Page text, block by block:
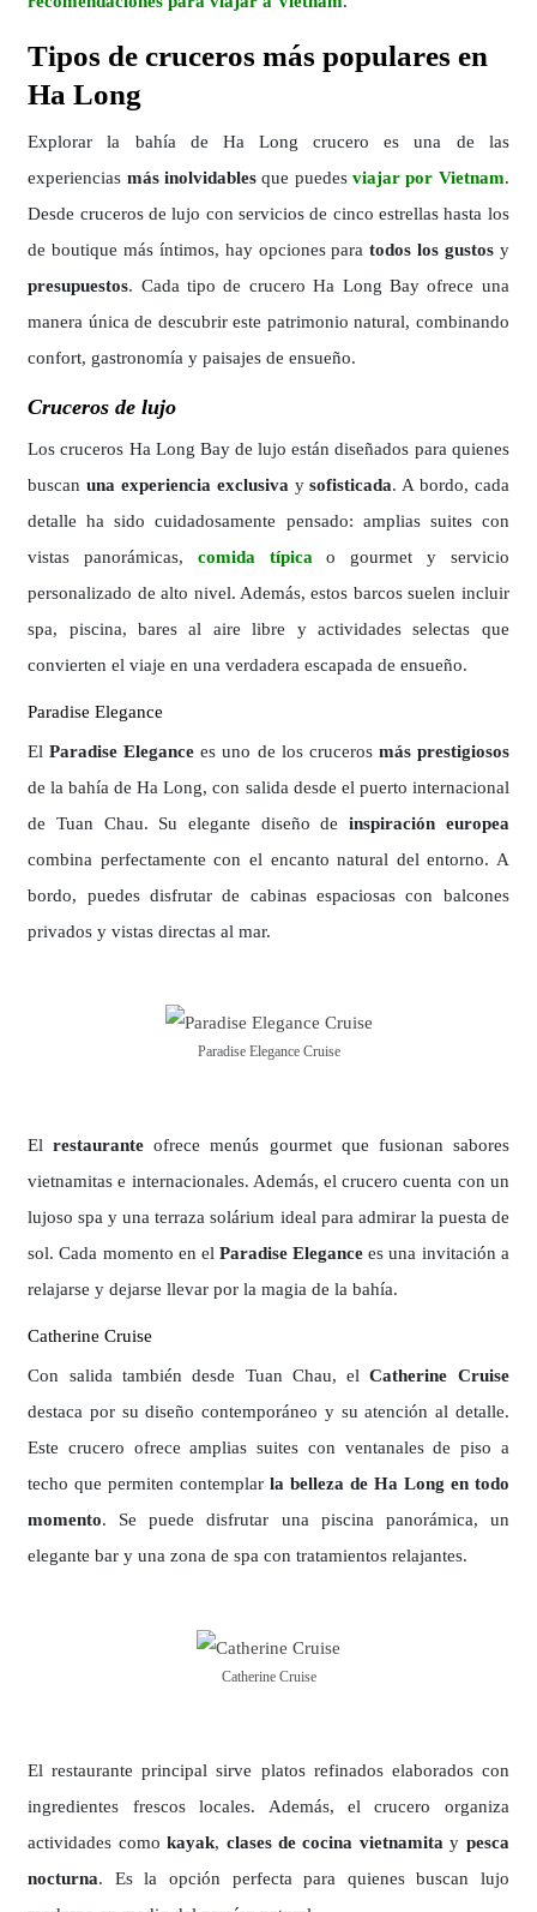
Tipos de cruceros más populares en
Ha Long
Explorar la bahía de Ha Long crucero es una de las
experiencias más inolvidablesque puedesviajar por Vietnam.
Desde cruceros de lujo con servicios de cinco estrellas hasta los
de boutique más íntimos, hay opciones para todos los gustos y
presupuestos. Cada tipo de crucero Ha Long Bay ofrece una
manera única de descubrir este patrimonio natural, combinando
confort, gastronomía y paisajes de ensueño.
Cruceros de lujo
Los cruceros Ha Long Bay de lujo están diseñados para quienes
buscanuna experiencia exclusiva ysofisticada. A bordo, cada
detalle ha sido cuidadosamente pensado: amplias suites con
vistas panorámicas, comida típica o gourmet y servicio
personalizado de alto nivel. Además, estos barcos suelen incluir
spa, piscina, bares al aire libre y actividades selectas que
convierten el viaje en una verdadera escapada de ensueño.
Paradise Elegance
ElParadise Elegance es uno de los cruceros más prestigiosos
de la bahía de Ha Long, con salida desde el puerto internacional
de Tuan Chau. Su elegante diseño deinspiración europea
combina perfectamente con el encanto natural del entorno. A
bordo, puedes disfrutar de cabinas espaciosas con balcones
privados y vistas directas al mar.
Paradise Elegance Cruise
Elrestauranteofrece menús gourmet que fusionan sabores
vietnamitas e internacionales. Además, el crucero cuenta con un
lujoso spa y una terraza solárium ideal para admirar la puesta de
sol. Cada momento en el Paradise Elegancees una invitación a
relajarse y dejarse llevar por la magia de la bahía.
Catherine Cruise
Con salida también desde Tuan Chau, elCatherine Cruise
destaca por su diseño contemporáneo y su atención al detalle.
Este crucero ofrece amplias suites con ventanales de piso a
techo que permiten contemplarla belleza de Ha Long en todo
momento. Se puede disfrutar una piscina panorámica, un
elegante bar y una zona de spa con tratamientos relajantes.
Catherine Cruise
El restaurante principal sirve platos refinados elaborados con
ingredientes frescos locales. Además, el crucero organiza
actividades comokayak, clases de cocina vietnamitay pesca
nocturna. Es la opción perfecta para quienes buscan lujo